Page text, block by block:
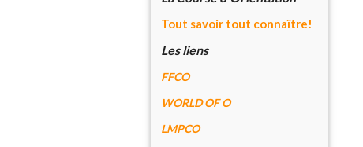
Tout savoir tout connaître!
Les liens
FFCO
WORLD OF O
LMPCO